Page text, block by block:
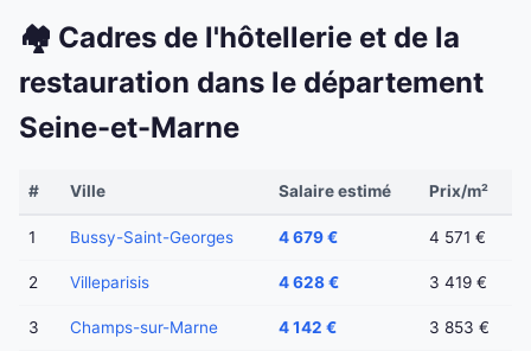
🏘️ Cadres de l'hôtellerie et de la
restauration dans le département
Seine-et-Marne
# Ville Salaire estimé Prix/m²
1 Bussy-Saint-Georges 4 679 € 4 571 €
2 Villeparisis 4 628 € 3 419 €
3 Champs-sur-Marne 4 142 € 3 853 €